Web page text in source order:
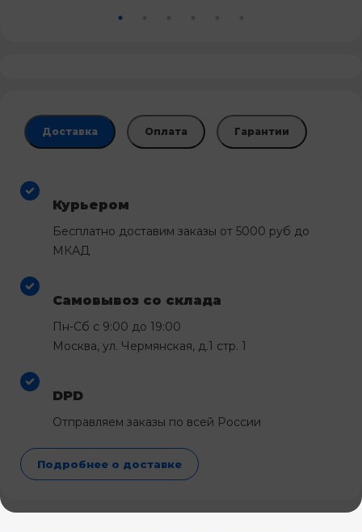
Доставка Оплата Гарантии
Курьером
Бесплатно доставим заказы от 5000 руб до
МКАД
Самовывоз со склада
Пн-Сб с 9:00 до 19:00
Москва, ул. Чермянская, д.1 стр. 1
DPD
Отправляем заказы по всей России
Подробнее о доставке